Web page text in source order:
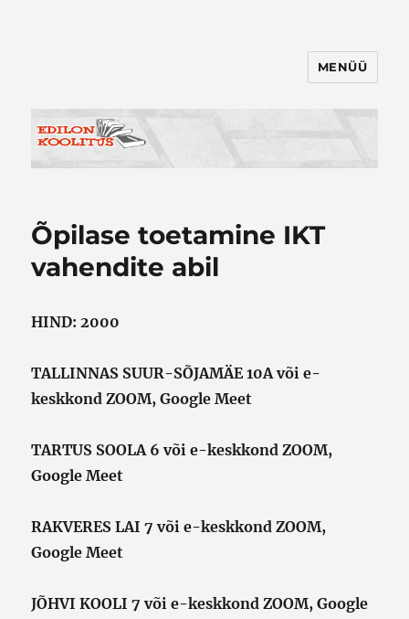
MENÜÜ
Õpilase toetamine IKT
vahendite abil
HIND: 2000
TALLINNAS SUUR-SÕJAMÄE 10A või e-
keskkond ZOOM, Google Meet
TARTUS SOOLA 6 või e-keskkond ZOOM,
Google Meet
RAKVERES LAI 7 või e-keskkond ZOOM,
Google Meet
JÕHVI KOOLI 7 või e-keskkond ZOOM, Google